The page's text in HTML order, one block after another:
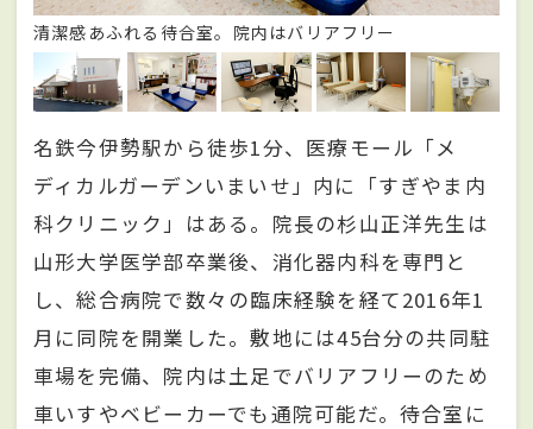
清潔感あふれる待合室。院内はバリアフリー
名鉄今伊勢駅から徒歩1分、医療モール「メ
ディカルガーデンいまいせ」内に「すぎやま内
科クリニック」はある。院長の杉山正洋先生は
山形大学医学部卒業後、消化器内科を専門と
し、総合病院で数々の臨床経験を経て2016年1
月に同院を開業した。敷地には45台分の共同駐
車場を完備、院内は土足でバリアフリーのため
車いすやベビーカーでも通院可能だ。待合室に